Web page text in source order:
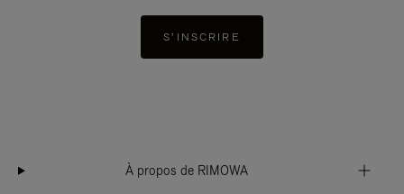
S'INSCRIRE
À propos de RIMOWA